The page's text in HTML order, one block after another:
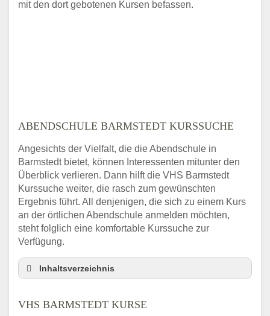
mit den dort gebotenen Kursen befassen.
ABENDSCHULE BARMSTEDT KURSSUCHE
Angesichts der Vielfalt, die die Abendschule in
Barmstedt bietet, können Interessenten mitunter den
Überblick verlieren. Dann hilft die VHS Barmstedt
Kurssuche weiter, die rasch zum gewünschten
Ergebnis führt. All denjenigen, die sich zu einem Kurs
an der örtlichen Abendschule anmelden möchten,
steht folglich eine komfortable Kurssuche zur
Verfügung.
Inhaltsverzeichnis
VHS Barmstedt Kurse
VHS BARMSTEDT KURSE